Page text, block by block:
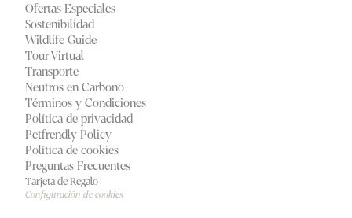
Ofertas Especiales
Tour Virtual
Transporte
Tarjeta de Regalo
Sostenibilidad
Wildlife Guide
Términos y Condiciones
Neutros en Carbono
Política de privacidad
Petfrendly Policy
Política de cookies
Preguntas Frecuentes
Configuración de cookies